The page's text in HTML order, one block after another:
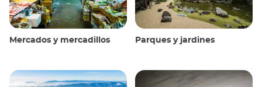
Mercados y mercadillos Parques y jardines